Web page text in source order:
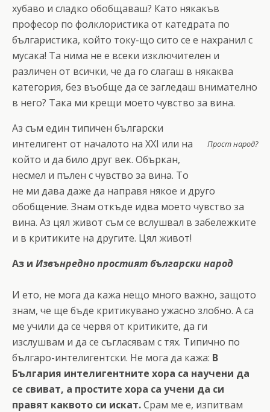
хубаво и сладко обобщаваш? Като някакъв
професор по фолклористика от катедрата по
българистика, който току-що сито се е нахранил с
мусака! Та нима не е всеки изключителен и
различен от всички, че да го слагаш в някаква
категория, без въобще да се загледаш внимателно
в него? Така ми крещи моето чувство за вина.
Прост народ?
Аз съм един типичен български
интелигент от началото на ХХІ или на
който и да било друг век. Объркан,
несмел и пълен с чувство за вина. То
не ми дава даже да направя някое и друго
обобщение. Знам откъде идва моето чувство за
вина. Аз цял живот съм се вслушвал в забележките
и в критиките на другите. Цял живот!
Аз и Извънредно простият български народ
И ето, не мога да кажа нещо много важно, защото
знам, че ще бъде критикувано ужасно злобно. А са
ме учили да се червя от критиките, да ги
изслушвам и да се съгласявам с тях. Типично по
българо-интелигентски. Не мога да кажа: В
България интелигентните хора са научени да
се свиват, а простите хора са учени да си
правят каквото си искат.Срам ме е, изпитвам